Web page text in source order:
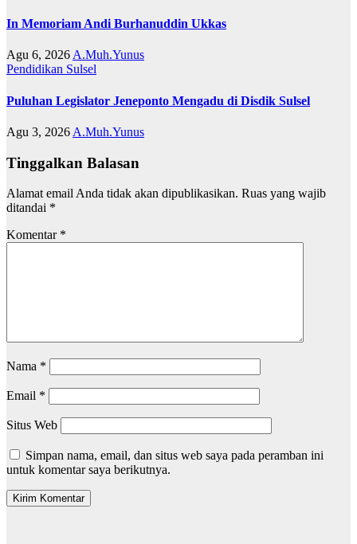
In Memoriam Andi Burhanuddin Ukkas
Agu 6, 2026 A.Muh.Yunus
Pendidikan Sulsel
Puluhan Legislator Jeneponto Mengadu di Disdik Sulsel
Agu 3, 2026 A.Muh.Yunus
Tinggalkan Balasan
Alamat email Anda tidak akan dipublikasikan. Ruas yang wajib
ditandai *
Komentar *
Nama *
Email *
Situs Web
Simpan nama, email, dan situs web saya pada peramban ini
untuk komentar saya berikutnya.